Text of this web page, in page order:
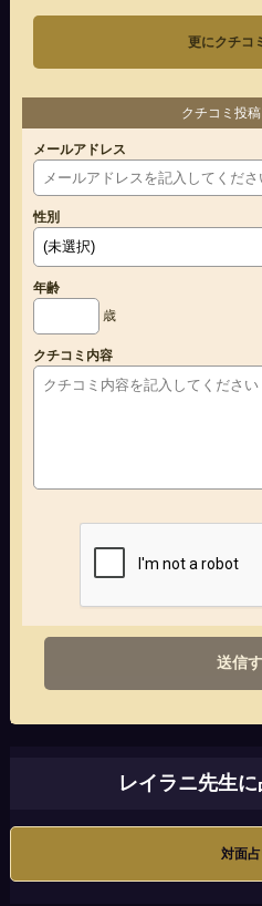
更にクチコ
クチコミ投
メールアドレス
性別
年齢
歳
クチコミ内容
送信
レイラニ先生
対面